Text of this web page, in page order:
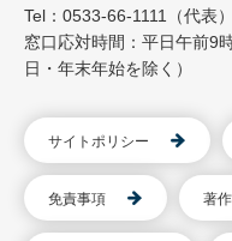
Tel：0533-66-1111（代表）
窓口応対時間：平日午前9
日・年末年始を除く）
サイトポリシー
免責事項 著